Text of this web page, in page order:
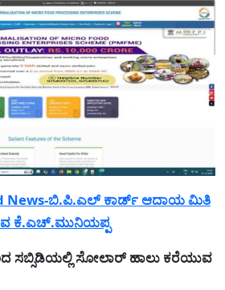
News-ಬಿ.ಪಿ.ಎಲ್ ಕಾರ್ಡ್ ಆದಾಯ ಮಿತಿ
ಕೆ.ಎಚ್.ಮುನಿಯಪ್ಪ
ಸಬ್ಸಿಡಿಯಲ್ಲಿ ಸೋಲಾರ್ ಹಾಲು ಕರೆಯುವ